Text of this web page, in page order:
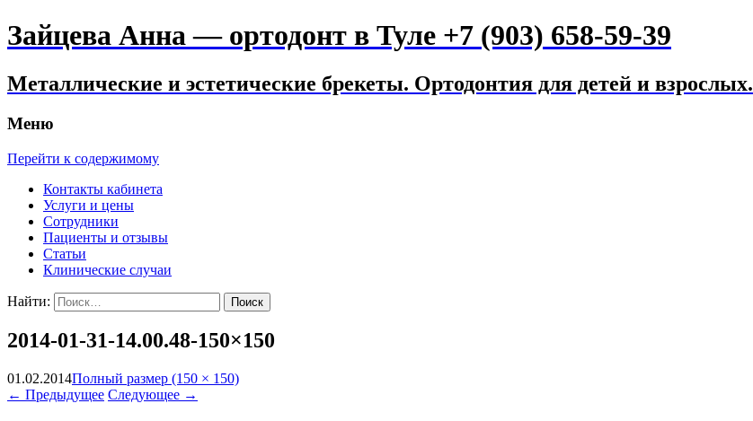
Зайцева Анна — ортодонт в Туле +7 (903) 658-59-39
Металлические и эстетические брекеты. Ортодонтия для детей и взрослых.
Меню
Перейти к содержимому
Контакты кабинета
Услуги и цены
Сотрудники
Пациенты и отзывы
Статьи
Клинические случаи
Найти:
2014-01-31-14.00.48-150×150
01.02.2014Полный размер (150 × 150)
← Предыдущее Следующее →